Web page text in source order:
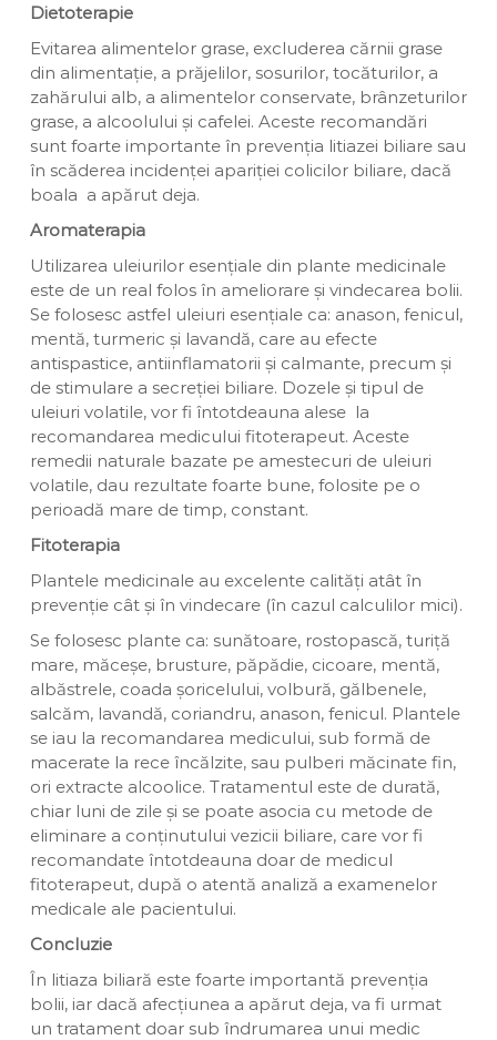
Dietoterapie
Evitarea alimentelor grase, excluderea cărnii grase
din alimentație, a prăjelilor, sosurilor, tocăturilor, a
zahărului alb, a alimentelor conservate, brânzeturilor
grase, a alcoolului și cafelei. Aceste recomandări
sunt foarte importante în prevenția litiazei biliare sau
în scăderea incidenței apariției colicilor biliare, dacă
boala a apărut deja.
Aromaterapia
Utilizarea uleiurilor esențiale din plante medicinale
este de un real folos în ameliorare și vindecarea bolii.
Se folosesc astfel uleiuri esențiale ca: anason, fenicul,
mentă, turmeric și lavandă, care au efecte
antispastice, antiinflamatorii și calmante, precum și
de stimulare a secreției biliare. Dozele și tipul de
uleiuri volatile, vor fi întotdeauna alese la
recomandarea medicului fitoterapeut. Aceste
remedii naturale bazate pe amestecuri de uleiuri
volatile, dau rezultate foarte bune, folosite pe o
perioadă mare de timp, constant.
Fitoterapia
Plantele medicinale au excelente calități atât în
prevenție cât și în vindecare (în cazul calculilor mici).
Se folosesc plante ca: sunătoare, rostopască, turiță
mare, măceșe, brusture, păpădie, cicoare, mentă,
albăstrele, coada șoricelului, volbură, gălbenele,
salcăm, lavandă, coriandru, anason, fenicul. Plantele
se iau la recomandarea medicului, sub formă de
macerate la rece încălzite, sau pulberi măcinate fin,
ori extracte alcoolice. Tratamentul este de durată,
chiar luni de zile și se poate asocia cu metode de
eliminare a conținutului vezicii biliare, care vor fi
recomandate întotdeauna doar de medicul
fitoterapeut, după o atentă analiză a examenelor
medicale ale pacientului.
Concluzie
În litiaza biliară este foarte importantă prevenția
bolii, iar dacă afecțiunea a apărut deja, va fi urmat
un tratament doar sub îndrumarea unui medic